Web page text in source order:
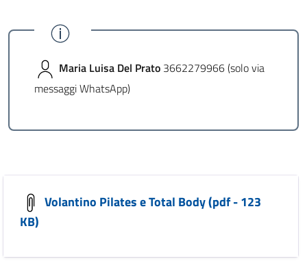
Maria Luisa Del Prato3662279966 (solo via
messaggi WhatsApp)
Volantino Pilates e Total Body (pdf - 123
KB)